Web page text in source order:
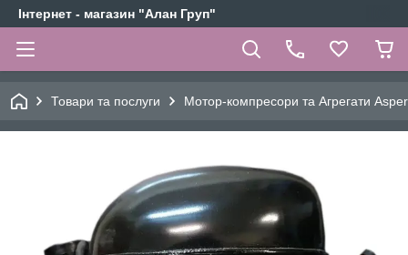
Інтернет - магазин "Алан Груп"
Товари та послуги Мотор-компресори та Агрегати